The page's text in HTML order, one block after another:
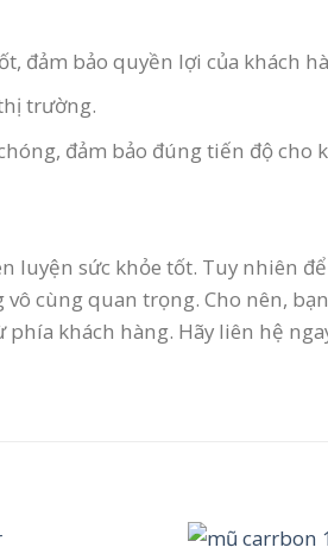
đảm bảo quyền lợi của khách
trường.
đảm bảo đúng tiến độ cho
luyện sức khỏe tốt. Tuy nhiên
cùng quan trọng. Cho nên,
khách hàng. Hãy liên hệ